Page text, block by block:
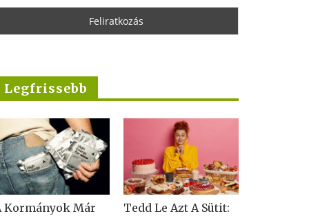
Legfrissebb
Kormányok Már
Tedd Le Azt A Sütit: